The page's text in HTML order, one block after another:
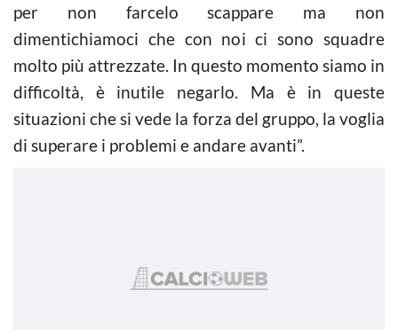
per non farcelo scappare ma non
dimentichiamoci che con noi ci sono squadre
molto più attrezzate. In questo momento siamo in
difficoltà, è inutile negarlo. Ma è in queste
situazioni che si vede la forza del gruppo, la voglia
di superare i problemi e andare avanti”.